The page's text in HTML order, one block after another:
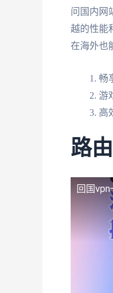
问国内网
越的性能
在海外也
畅
游
高
路
回国